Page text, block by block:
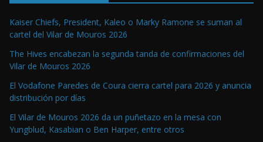
Kaiser Chiefs, President, Kaleo o Marky Ramone se suman al
cartel del Vilar de Mouros 2026
The Hives encabezan la segunda tanda de confirmaciones del
Vilar de Mouros 2026
El Vodafone Paredes de Coura cierra cartel para 2026 y anuncia
distribución por días
El Vilar de Mouros 2026 da un puñetazo en la mesa con
Yungblud, Kasabian o Ben Harper, entre otros